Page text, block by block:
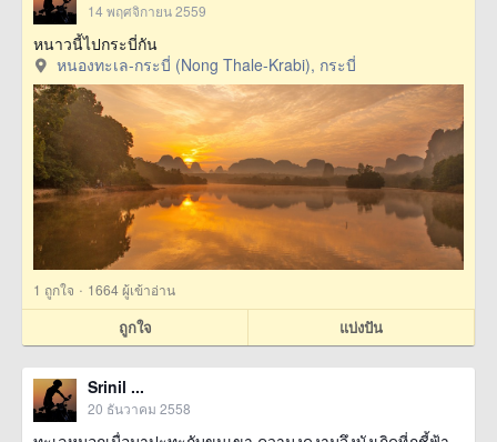
14 พฤศจิกายน 2559
หนาวนี้ไปกระบี่กัน
หนองทะเล-กระบี่ (Nong Thale-Krabi), กระบี่
1 ถูกใจ · 1664 ผู้เข้าอ่าน
ถูกใจ แบ่งปัน
Srinil ...
20 ธันวาคม 2558